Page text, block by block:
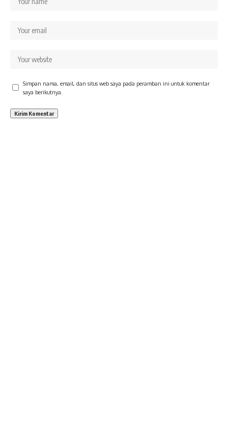
Simpan nama, email, dan situs web saya pada peramban ini untuk komentar
saya berikutnya.